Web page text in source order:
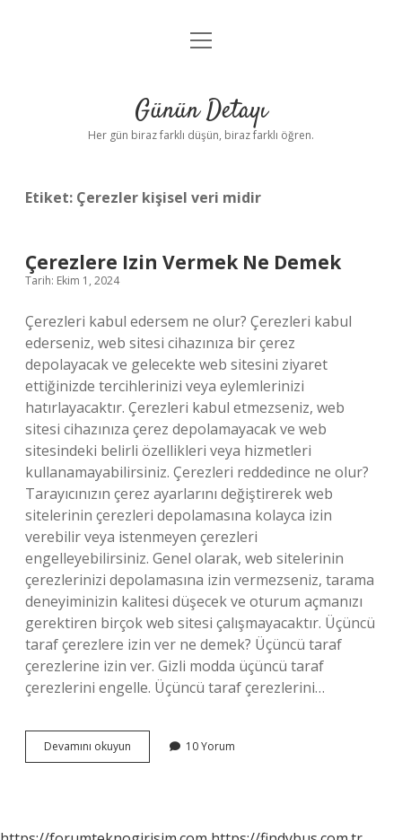
Anasayfa
Yasal Uyarı
menüyü
Günün Detayı
Her gün biraz farklı düşün, biraz farklı öğren.
Etiket: Çerezler kişisel veri midir
Çerezlere Izin Vermek Ne Demek
Tarih: Ekim 1, 2024
Çerezleri kabul edersem ne olur? Çerezleri kabul
ederseniz, web sitesi cihazınıza bir çerez
depolayacak ve gelecekte web sitesini ziyaret
ettiğinizde tercihlerinizi veya eylemlerinizi
hatırlayacaktır. Çerezleri kabul etmezseniz, web
sitesi cihazınıza çerez depolamayacak ve web
sitesindeki belirli özellikleri veya hizmetleri
kullanamayabilirsiniz. Çerezleri reddedince ne olur?
Tarayıcınızın çerez ayarlarını değiştirerek web
sitelerinin çerezleri depolamasına kolayca izin
verebilir veya istenmeyen çerezleri
engelleyebilirsiniz. Genel olarak, web sitelerinin
çerezlerinizi depolamasına izin vermezseniz, tarama
deneyiminizin kalitesi düşecek ve oturum açmanızı
gerektiren birçok web sitesi çalışmayacaktır. Üçüncü
taraf çerezlere izin ver ne demek? Üçüncü taraf
çerezlerine izin ver. Gizli modda üçüncü taraf
çerezlerini engelle. Üçüncü taraf çerezlerini…
Devamını okuyun Çerezlere
Izin
10 Yorum